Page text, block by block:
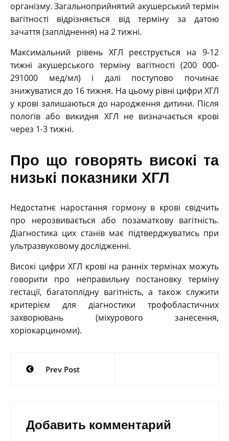
організму. Загальноприйнятий акушерський термін
вагітності відрізняється від терміну за датою
зачаття (запліднення) на 2 тижні.
Максимальний рівень ХГЛ реєструється на 9-12
тижні акушерського терміну вагітності (200 000-
291000 мед/мл) і далі поступово починає
знижуватися до 16 тижня. На цьому рівні цифри ХГЛ
у крові залишаються до народження дитини. Після
пологів або викидня ХГЛ не визначається крові
через 1-3 тижні.
Про що говорять високі та
низькі показники ХГЛ
Недостатнє наростання гормону в крові свідчить
про нерозвивається або позаматкову вагітність.
Діагностика цих станів має підтверджуватись при
ультразвуковому дослідженні.
Високі цифри ХГЛ крові на ранніх термінах можуть
говорити про неправильну постановку терміну
гестації, багатоплідну вагітність, а також служити
критерієм для діагностики трофобластичних
захворювань (міхурового занесення,
хоріокарциноми).
Навигация
по
Prev Post
Добавить комментарий